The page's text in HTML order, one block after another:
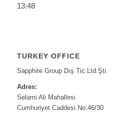
13:48
TURKEY OFFICE
Sapphire Group Dış Tic.Ltd.Şti.
Adres:
Selami Ali Mahallesi
Cumhuriyet Caddesi No:46/30